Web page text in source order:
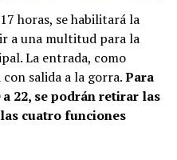
horas, se habilitará la
a una multitud para la
La entrada, como
salida a la gorra.Para
22, se podrán retirar las
cuatro funciones